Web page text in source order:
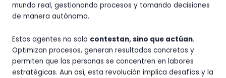
mundo real, gestionando procesos y tomando decisiones
de manera autónoma.
Estos agentes no solo contestan, sino que actúan.
Optimizan procesos, generan resultados concretos y
permiten que las personas se concentren en labores
estratégicas. Aun así, esta revolución implica desafíos y la